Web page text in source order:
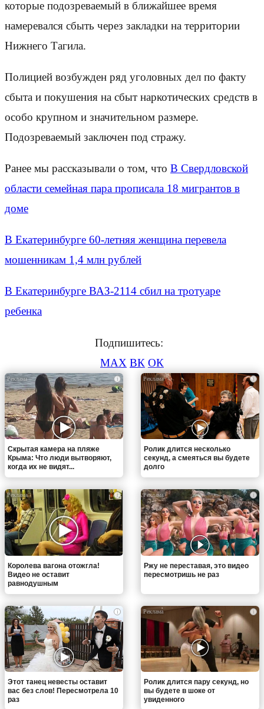
которые подозреваемый в ближайшее время
намеревался сбыть через закладки на территории
Нижнего Тагила.
Полицией возбужден ряд уголовных дел по факту
сбыта и покушения на сбыт наркотических средств в
особо крупном и значительном размере.
Подозреваемый заключен под стражу.
Ранее мы рассказывали о том, что В Свердловской
области семейная пара прописала 18 мигрантов в
доме
В Екатеринбурге 60-летняя женщина перевела
мошенникам 1,4 млн рублей
В Екатеринбурге ВАЗ-2114 сбил на тротуаре
ребенка
Подпишитесь:
MAX ВК ОК
i
Скрытая камера на пляже
Крыма: Что люди вытворяют,
когда их не видят...
i
Ролик длится несколько
секунд, а смеяться вы будете
долго
i
Королева вагона отожгла!
Видео не оставит
равнодушным
i
Ржу не переставая, это видео
пересмотришь не раз
i
Этот танец невесты оставит
вас без слов! Пересмотрела 10
раз
i
Ролик длится пару секунд, но
вы будете в шоке от
увиденного